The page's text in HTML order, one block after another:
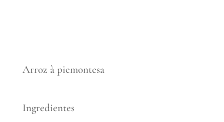
Arroz à piemontesa
Ingredientes